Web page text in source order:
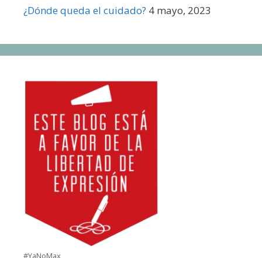
¿Dónde queda el cuidado? 4 mayo, 2023
#YaNoMax